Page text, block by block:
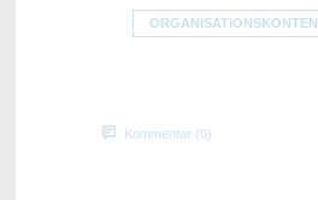
ORGANISATIONSKONTEN
Kommentar (0)